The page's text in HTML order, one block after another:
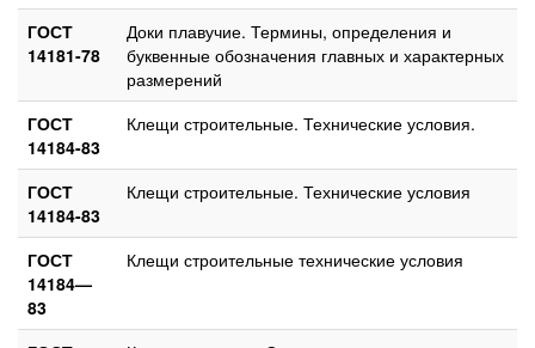
ГОСТ
14181-78
Доки плавучие. Термины, определения и
буквенные обозначения главных и характерных
размерений
ГОСТ
14184-83
Клещи строительные. Технические условия.
ГОСТ
14184-83
Клещи строительные. Технические условия
ГОСТ
14184—
83
Клещи строительные технические условия